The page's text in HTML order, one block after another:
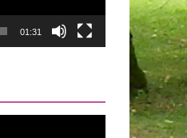
01:31